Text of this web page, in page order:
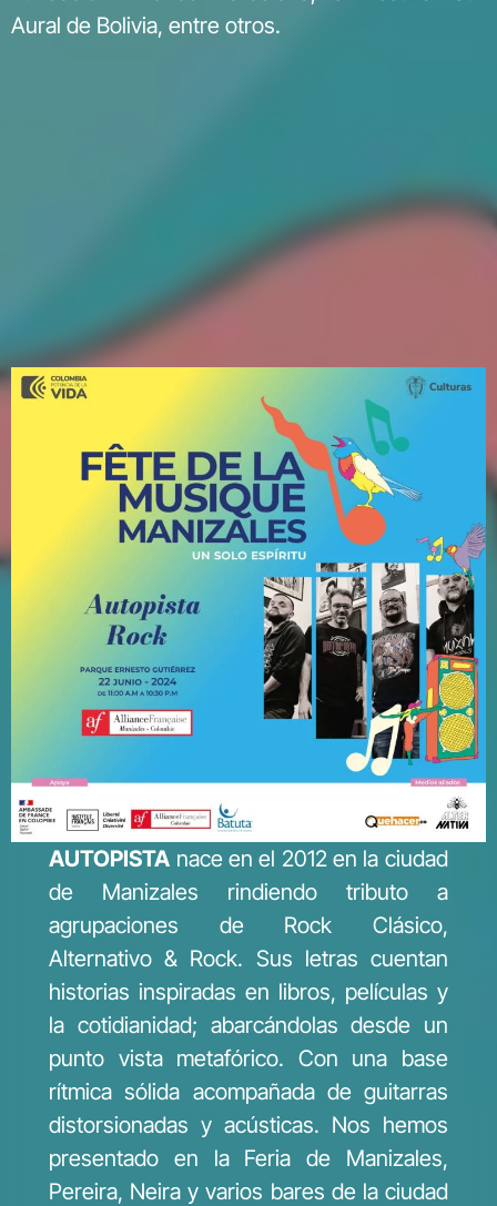
Aural de Bolivia, entre otros.
AUTOPISTA nace en el 2012 en la ciudad
de Manizales rindiendo tributo a
agrupaciones de Rock Clásico,
Alternativo & Rock. Sus letras cuentan
historias inspiradas en libros, películas y
la cotidianidad; abarcándolas desde un
punto vista metafórico. Con una base
rítmica sólida acompañada de guitarras
distorsionadas y acústicas. Nos hemos
presentado en la Feria de Manizales,
Pereira, Neira y varios bares de la ciudad